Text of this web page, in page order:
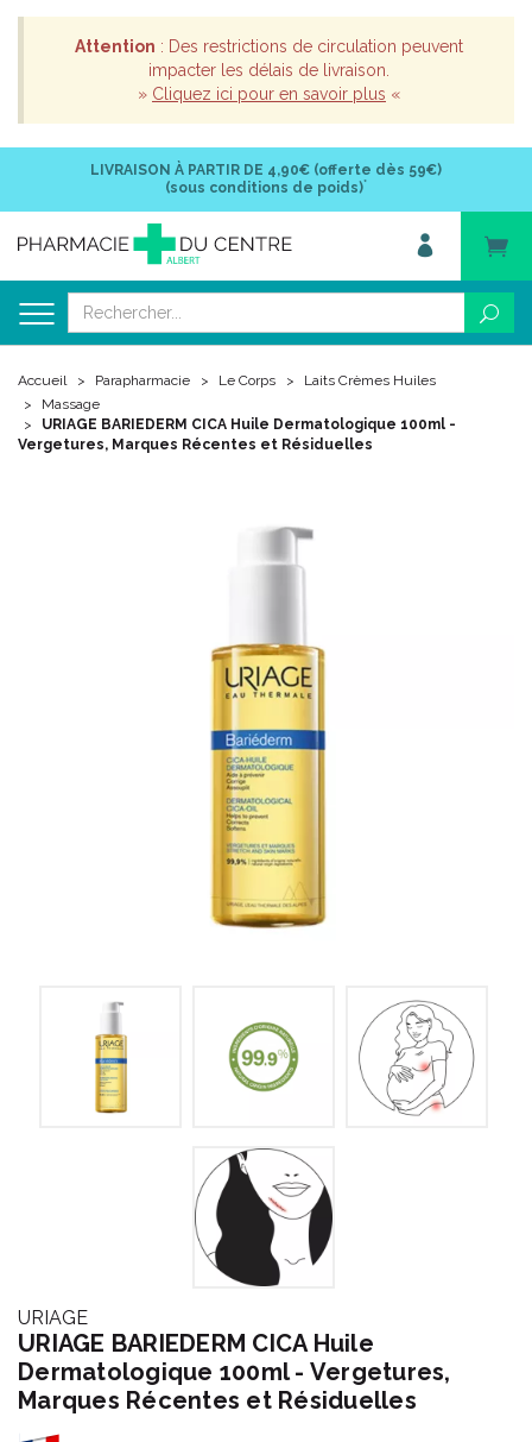
Attention : Des restrictions de circulation peuvent
impacter les délais de livraison.
» Cliquez ici pour en savoir plus «
LIVRAISON À PARTIR DE 4,90€ (offerte dès 59€)
(sous conditions de poids)*
Accueil Parapharmacie Le Corps
Laits Crèmes Huiles
Massage
URIAGE BARIEDERM CICA Huile Dermatologique 100ml -
Vergetures, Marques Récentes et Résiduelles
URIAGE
URIAGE BARIEDERM CICA Huile
Dermatologique 100ml - Vergetures,
Marques Récentes et Résiduelles